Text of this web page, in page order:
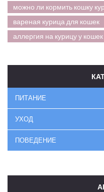
можно ли кормить кошку
вареная курица для кошек
аллергия на курицу у кошек
ПИТАНИЕ
УХОД
ПОВЕДЕНИЕ